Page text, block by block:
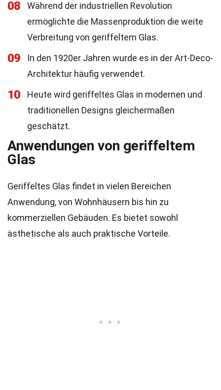
08
Während der industriellen Revolution
ermöglichte die Massenproduktion die weite
Verbreitung von geriffeltem Glas.
09
In den 1920er Jahren wurde es in der Art-Deco-
Architektur häufig verwendet.
10
Heute wird geriffeltes Glas in modernen und
traditionellen Designs gleichermaßen
geschätzt.
Anwendungen von geriffeltem
Glas
Geriffeltes Glas findet in vielen Bereichen
Anwendung, von Wohnhäusern bis hin zu
kommerziellen Gebäuden. Es bietet sowohl
ästhetische als auch praktische Vorteile.